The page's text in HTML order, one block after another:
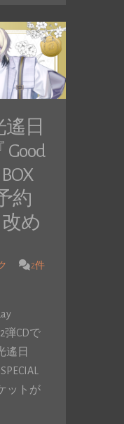
遙日
Good
約
め
2件
弾CDで
遙日
ットが